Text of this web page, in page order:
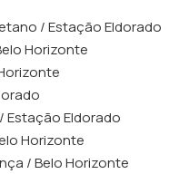
/ Estação Eldorado
Horizonte
Estação Eldorado
Horizonte
/ Belo Horizonte